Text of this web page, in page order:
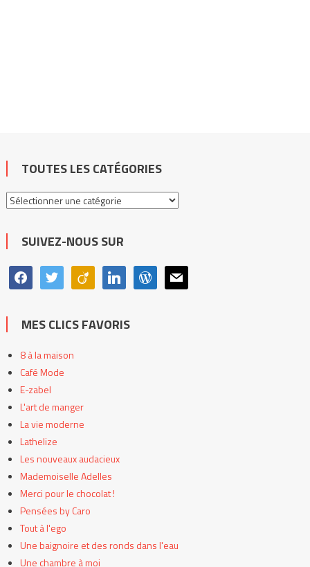
TOUTES LES CATÉGORIES
Toutes
catégories
SUIVEZ-NOUS SUR
facebooktwitter viadeo linkedin wordpress
mail
MES CLICS FAVORIS
8 à la maison
Café Mode
E-zabel
L'art de manger
La vie moderne
Lathelize
Les nouveaux audacieux
Mademoiselle Adelles
Merci pour le chocolat !
Pensées by Caro
Tout à l'ego
Une baignoire et des ronds dans l'eau
Une chambre à moi